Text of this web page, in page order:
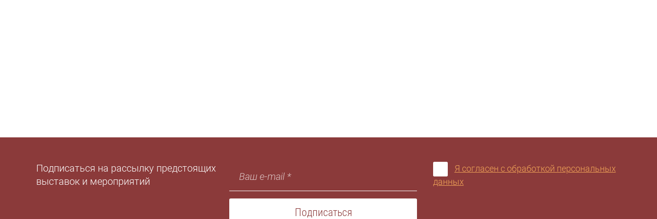
Подписаться на рассылку предстоящих
выставок и мероприятий
Я согласен с обработкой персональных
данных
Подписаться